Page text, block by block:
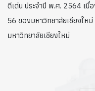
ดีเด่น ประจำปี พ.ศ. 2564 เ
56 ของมหาวิทยาลัยเชียงให
มหาวิทยาลัยเชียงใหม่